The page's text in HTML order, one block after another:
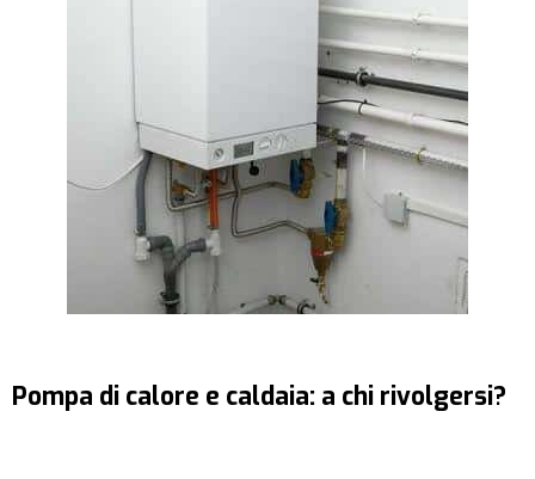
Pompa di calore e caldaia: a chi rivolgersi?